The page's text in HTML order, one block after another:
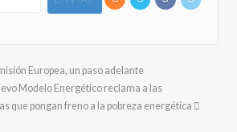
Europea, un paso adelante
Modelo Energético reclama a las
que pongan freno a la pobreza energética